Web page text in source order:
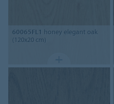
60065FL1 honey elegant oak
(120x20 cm)